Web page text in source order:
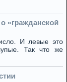
«гражданской
И левые это
Так что же